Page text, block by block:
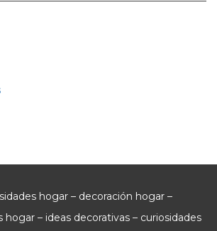
hogar – decoración hogar –
– ideas decorativas – curiosidades